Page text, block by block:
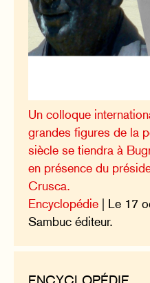
Un colloque
grandes figures de la
siècle se tiendra à
en présence du
Crusca.
Encyclopédie | Le 17
Sambuc éditeur.
ENCYCLOPÉDIE